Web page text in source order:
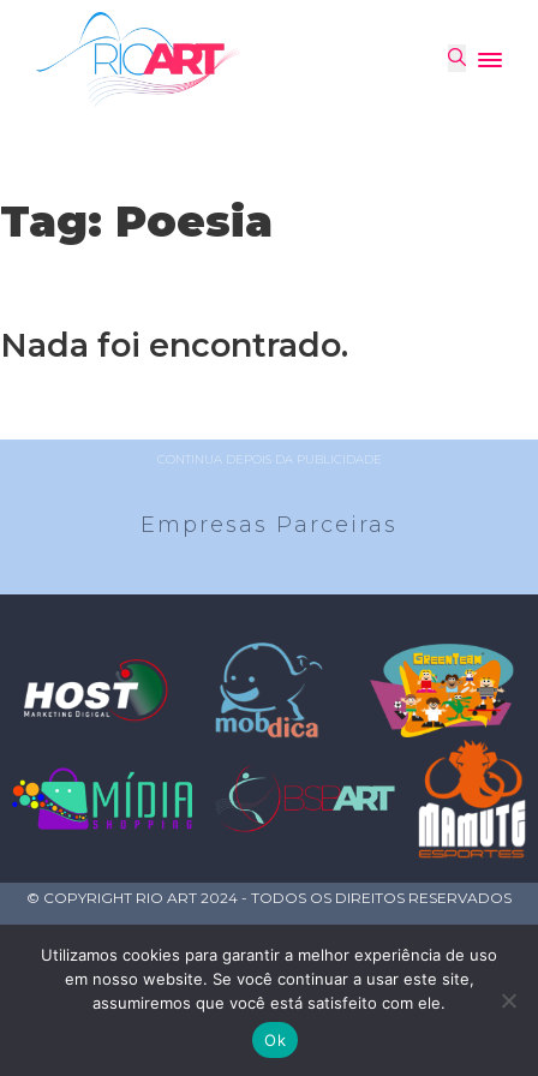
Tag: Poesia
Nada foi encontrado.
CONTINUA DEPOIS DA PUBLICIDADE
Empresas Parceiras
© COPYRIGHT RIO ART 2024 - TODOS OS DIREITOS RESERVADOS
Utilizamos cookies para garantir a melhor experiência de uso
em nosso website. Se você continuar a usar este site,
assumiremos que você está satisfeito com ele.
Ok